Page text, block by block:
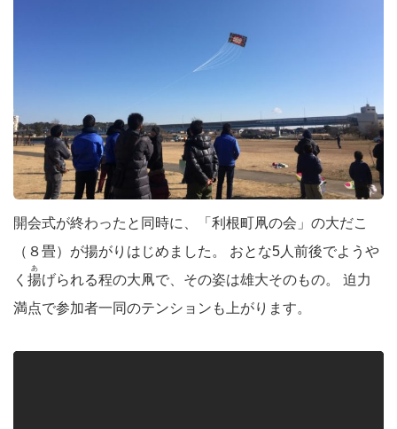
開会式が終わったと同時に、「利根町凧の会」の大だこ
（８畳）が揚がりはじめました。 おとな5人前後でようや
く 揚
あ
げられる程の大凧で、その姿は雄大そのもの。 迫力
満点で参加者一同のテンションも上がります。